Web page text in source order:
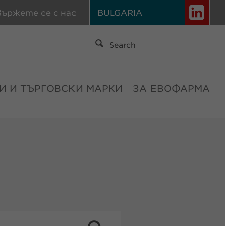
BULGARIA
се с нас
И ТЪРГОВСКИ МАРКИ ЗА ЕВОФАРМА